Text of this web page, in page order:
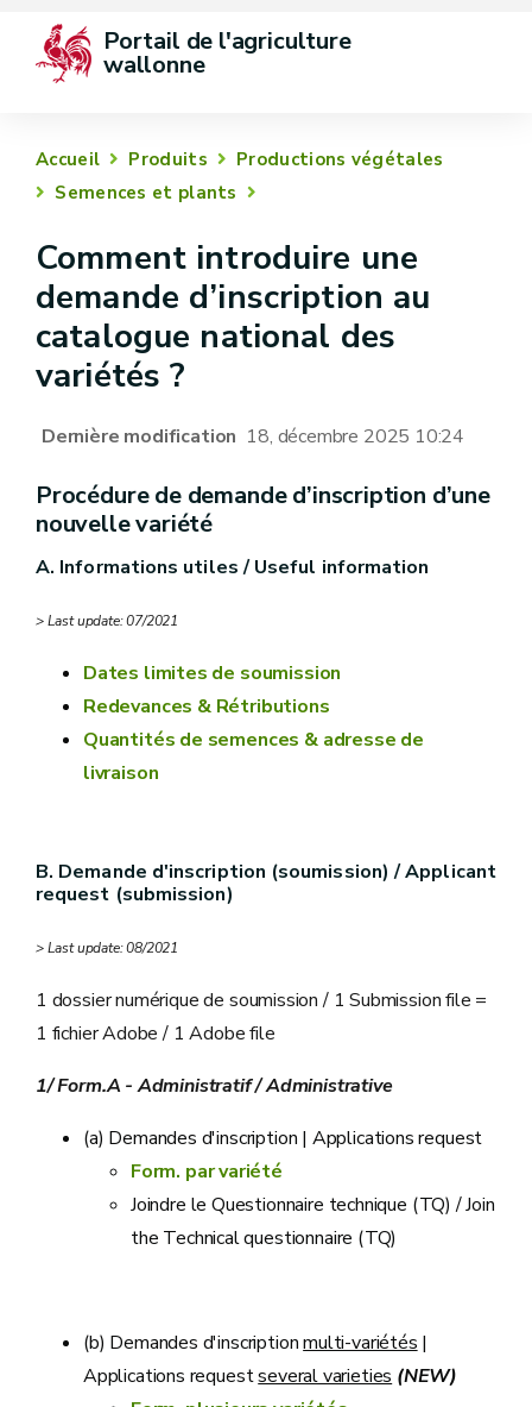
Portail de l'agriculture
wallonne
Accueil Produits
Productions végétales
Semences et plants
Comment introduire une
demande d’inscription au
catalogue national des
variétés ?
Dernière modification 18, décembre 2025 10:24
Procédure de demande d’inscription d’une
nouvelle variété
A. Informations utiles / Useful information
> Last update: 07/2021
Dates limites de soumission
Redevances & Rétributions
Quantités de semences & adresse de
livraison
B. Demande d'inscription (soumission) / Applicant
request (submission)
> Last update: 08/2021
1 dossier numérique de soumission / 1 Submission file =
1 fichier Adobe / 1 Adobe file
1/ Form.A - Administratif / Administrative
(a) Demandes d'inscription | Applications request
Form. par variété
Joindre le Questionnaire technique (TQ) / Join
the Technical questionnaire (TQ)
(b) Demandes d'inscriptionmulti-variétés |
Applications requestseveral varieties (NEW)